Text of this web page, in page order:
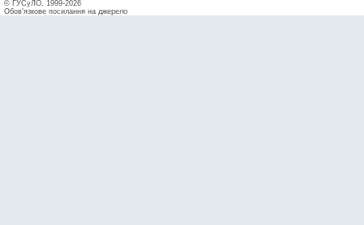
© ГУСуЛО, 1999-2026
Обов'язкове посилання на джерело